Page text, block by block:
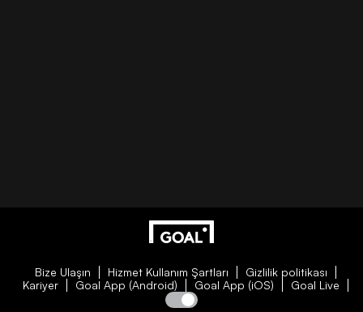
Bize Ulaşın Hizmet Kullanım Şartları
Gizlilik politikası
Kariyer
Goal App (Android) Goal App (iOS) Goal Live